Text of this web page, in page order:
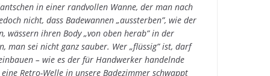
in einer randvollen Wanne, der man nach
nicht, dass Badewannen „aussterben”, wie der
wässern ihren Body „von oben herab” in der
man sei nicht ganz sauber. Wer „flüssig” ist, darf
– wie es der für Handwerker handelnde
Retro-Welle in unsere Badezimmer schwappt